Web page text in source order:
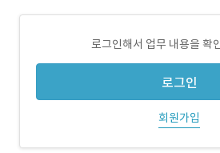
로그인해서 업무 내용을 확
로그인
회원가입